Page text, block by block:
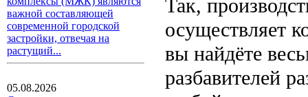
важной составляющей
современной городской
застройки, отвечая на
растущий...
05.08.2026
Так,
осуществляет
вы найдёте
разбавителей